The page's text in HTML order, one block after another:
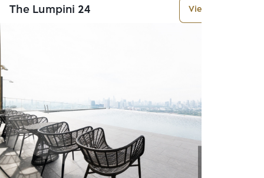
The Lumpini 24 View More